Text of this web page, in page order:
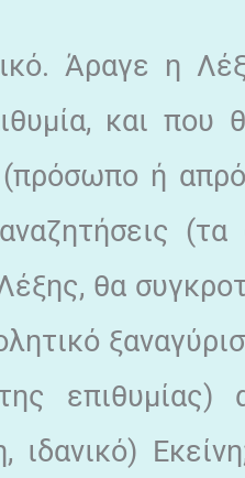
Άραγε η
και που
(πρόσωπο ή
θα
επιθυμίας)